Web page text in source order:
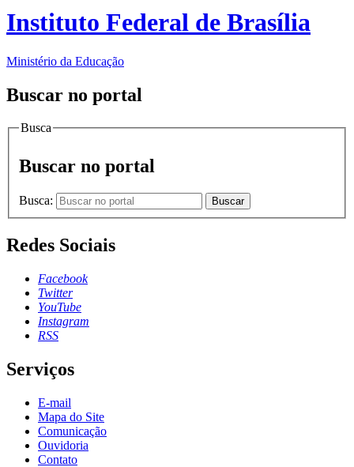
Instituto Federal de Brasília
Ministério da Educação
Buscar no portal
Busca
Buscar no portal
Busca: Buscar
Redes Sociais
Facebook
Twitter
YouTube
Instagram
RSS
Serviços
E-mail
Mapa do Site
Comunicação
Ouvidoria
Contato